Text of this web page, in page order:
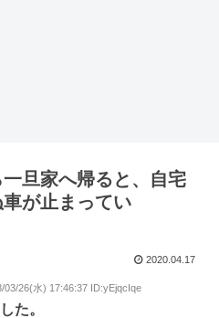
旦家へ帰ると、自宅
が止まってい
2020.04.17
03/26(水) 17:46:37 ID:yEjqcIqe
た。